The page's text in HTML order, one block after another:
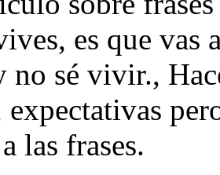
es que vas
sé vivir.,
expectativas
las frases.